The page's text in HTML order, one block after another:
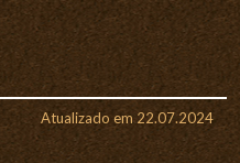
Atualizado em 22.07.2024